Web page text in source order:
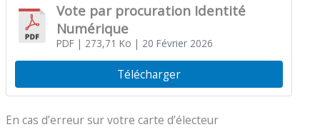
Vote par procuration Identité
Numérique
PDF| 273,71 Ko | 20 Février 2026
Télécharger
En cas d’erreur sur votre carte d’électeur